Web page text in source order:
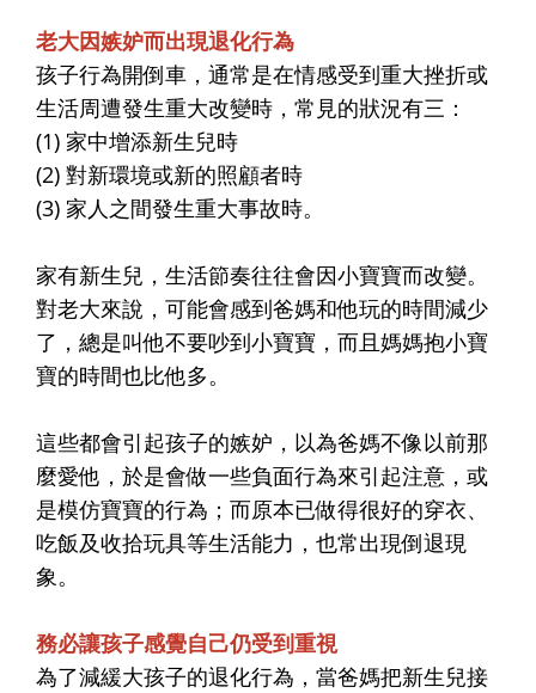
老大因嫉妒而出現退化行為
孩子行為開倒車，通常是在情感受到重大挫折或
生活周遭發生重大改變時，常見的狀況有三：
(1) 家中增添新生兒時
(2) 對新環境或新的照顧者時
(3) 家人之間發生重大事故時。
家有新生兒，生活節奏往往會因小寶寶而改變。
對老大來說，可能會感到爸媽和他玩的時間減少
了，總是叫他不要吵到小寶寶，而且媽媽抱小寶
寶的時間也比他多。
這些都會引起孩子的嫉妒，以為爸媽不像以前那
麼愛他，於是會做一些負面行為來引起注意，或
是模仿寶寶的行為；而原本已做得很好的穿衣、
吃飯及收拾玩具等生活能力，也常出現倒退現
象。
務必讓孩子感覺自己仍受到重視
為了減緩大孩子的退化行為，當爸媽把新生兒接